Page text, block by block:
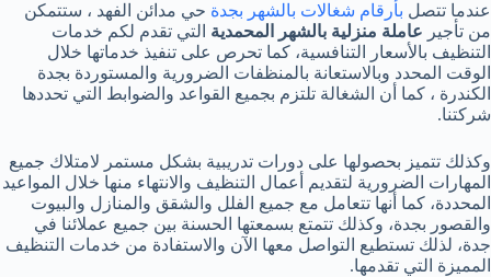
عندما تتصل بأرقام شغالات بالشهر بجدة حي مدائن الفهد ، ستتمكن
من تأجير عاملة منزلية بالشهر المحمدية التي تقدم لكم خدمات
التنظيف بالأسعار التنافسية، كما تحرص على تنفيذ خدماتها خلال
الوقت المحدد وبالاستعانة بالمنظفات الضرورية والمستوردة بجدة
الكندرة ، كما أن الشغالة تلتزم بجميع القواعد والضوابط التي تحددها
شركتنا.
وكذلك تتميز بحصولها على دورات تدريبية بشكل مستمر لامتلاك جميع
المهارات الضرورية لتقديم أعمال التنظيف والانتهاء منها خلال المواعيد
المحددة، كما أنها تتعامل مع جميع الفلل والشقق والمنازل والبيوت
والقصور بجدة، وكذلك تتمتع بسمعتها الحسنة بين جميع عملائنا في
جدة، لذلك تستطيع التواصل معها الآن والاستفادة من خدمات التنظيف
المميزة التي تقدمها.